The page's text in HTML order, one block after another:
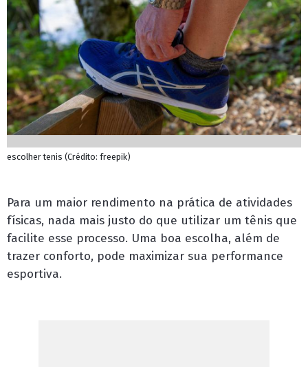
escolher tenis (Crédito: freepik)
Para um maior rendimento na prática de atividades
físicas, nada mais justo do que utilizar um tênis que
facilite esse processo. Uma boa escolha, além de
trazer conforto, pode maximizar sua performance
esportiva.